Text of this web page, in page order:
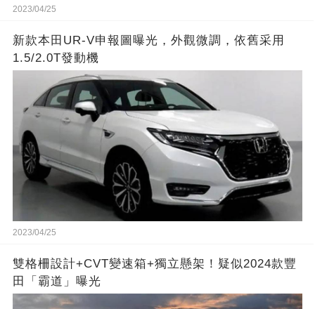
2023/04/25
新款本田UR-V申報圖曝光，外觀微調，依舊采用
1.5/2.0T發動機
2023/04/25
雙格柵設計+CVT變速箱+獨立懸架！疑似2024款豐
田「霸道」曝光